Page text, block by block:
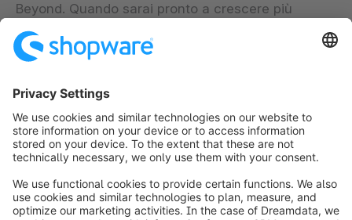
Beyond. Quando sarai pronto a crescere più
rapidamente, potrai passare a funzionalità
B2B/B2C avanzate e a un supporto esperto,
progettato per accelerare la crescita della tua
passo.
Trova il tuo piano